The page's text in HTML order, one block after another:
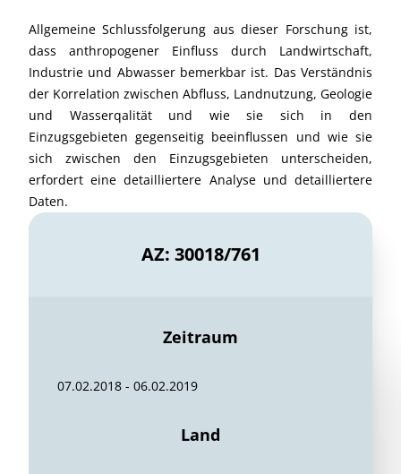
Allgemeine Schlussfolgerung aus dieser Forschung ist,
dass anthropogener Einfluss durch Landwirtschaft,
Industrie und Abwasser bemerkbar ist. Das Verständnis
der Korrelation zwischen Abfluss, Landnutzung, Geologie
und Wasserqalität und wie sie sich in den
Einzugsgebieten gegenseitig beeinflussen und wie sie
sich zwischen den Einzugsgebieten unterscheiden,
erfordert eine detailliertere Analyse und detailliertere
Daten.
AZ: 30018/761
Zeitraum
07.02.2018 - 06.02.2019
Land